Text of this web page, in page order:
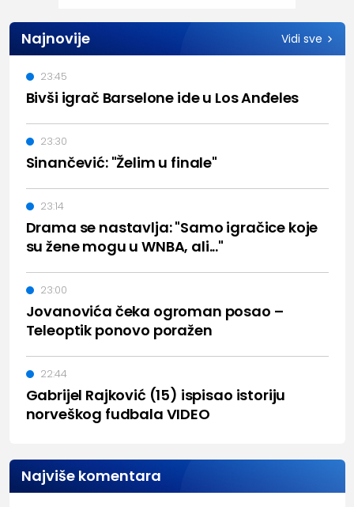
Najnovije Vidi sve
Bivši igrač Barselone ide u Los Anđeles
23:45
Sinančević: "Želim u finale"
23:30
Drama se nastavlja: "Samo igračice koje
su žene mogu u WNBA, ali..."
23:14
Jovanovića čeka ogroman posao –
Teleoptik ponovo poražen
23:00
Gabrijel Rajković (15) ispisao istoriju
norveškog fudbala VIDEO
22:44
Najviše komentara